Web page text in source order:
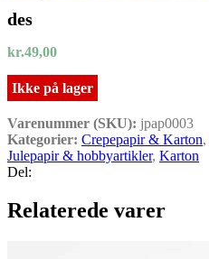
des
kr.49,00
Ikke på lager
Varenummer (SKU): jpap0003
Kategorier: Crepepapir & Karton,
Julepapir & hobbyartikler, Karton
Del:
Relaterede varer